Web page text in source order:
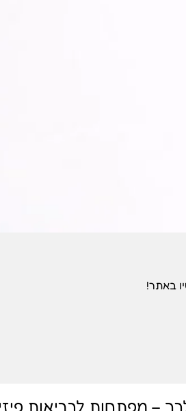
– מפתחות לבריאות